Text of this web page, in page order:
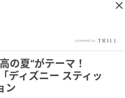
の夏“がテーマ！
ディズニー スティッ
ン